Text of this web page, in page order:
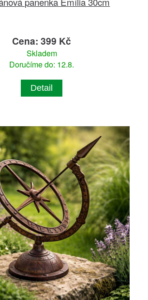
Cena: 399 Kč
Skladem
Doručíme do: 12.8.
Detail